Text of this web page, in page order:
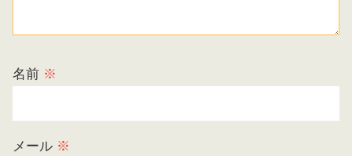
名前 ※
メール ※